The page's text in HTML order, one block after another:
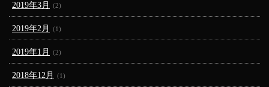
2019年3月 (2)
2019年2月 (1)
2019年1月 (2)
2018年12月 (1)